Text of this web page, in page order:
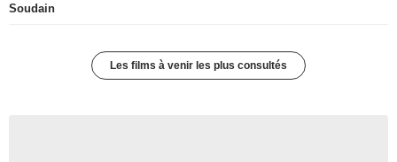
Soudain
Les films à venir les plus consultés